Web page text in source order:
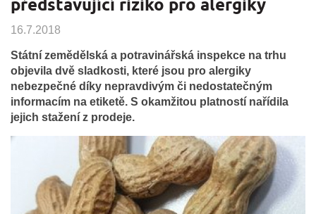
představující riziko pro alergiky
16.7.2018
Státní zemědělská a potravinářská inspekce na trhu
objevila dvě sladkosti, které jsou pro alergiky
nebezpečné díky nepravdivým či nedostatečným
informacím na etiketě. S okamžitou platností nařídila
jejich stažení z prodeje.